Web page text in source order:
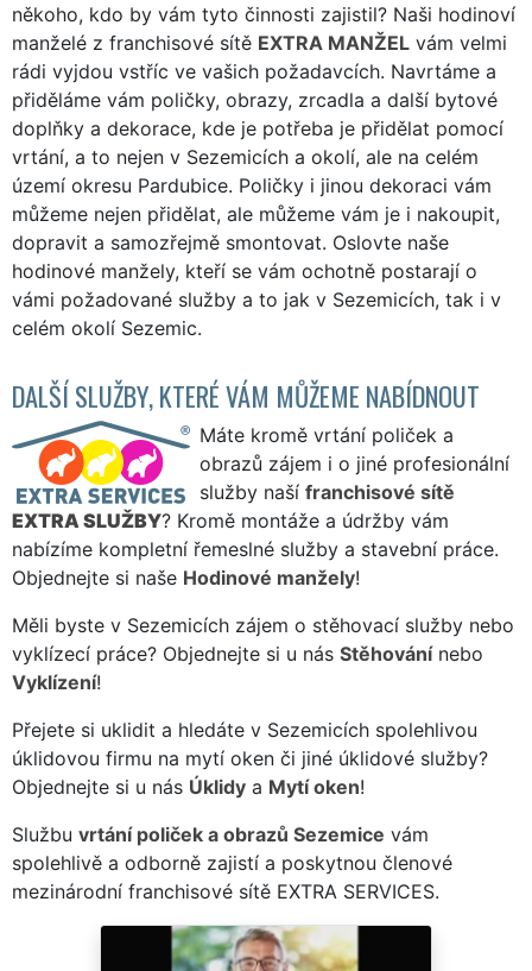
někoho, kdo by vám tyto činnosti zajistil? Naši hodinoví
manželé z franchisové sítě EXTRA MANŽEL vám velmi
rádi vyjdou vstříc ve vašich požadavcích. Navrtáme a
přiděláme vám poličky, obrazy, zrcadla a další bytové
doplňky a dekorace, kde je potřeba je přidělat pomocí
vrtání, a to nejen v Sezemicích a okolí, ale na celém
území okresu Pardubice. Poličky i jinou dekoraci vám
můžeme nejen přidělat, ale můžeme vám je i nakoupit,
dopravit a samozřejmě smontovat. Oslovte naše
hodinové manžely, kteří se vám ochotně postarají o
vámi požadované služby a to jak v Sezemicích, tak i v
celém okolí Sezemic.
DALŠÍ SLUŽBY, KTERÉ VÁM MŮŽEME NABÍDNOUT
Máte kromě vrtání poliček a
obrazů zájem i o jiné profesionální
služby naší franchisové sítě
EXTRA SLUŽBY? Kromě montáže a údržby vám
nabízíme kompletní řemeslné služby a stavební práce.
Objednejte si naše Hodinové manžely!
Měli byste v Sezemicích zájem o stěhovací služby nebo
vyklízecí práce? Objednejte si u nás Stěhovánínebo
Vyklízení!
Přejete si uklidit a hledáte v Sezemicích spolehlivou
úklidovou firmu na mytí oken či jiné úklidové služby?
Objednejte si u nás Úklidy a Mytí oken!
Službu vrtání poliček a obrazů Sezemice vám
spolehlivě a odborně zajistí a poskytnou členové
mezinárodní franchisové sítě EXTRA SERVICES.